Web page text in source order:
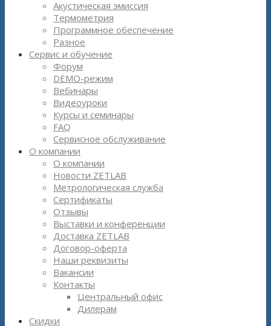
Акустическая эмиссия
Термометрия
Программное обеспечение
Разное
Сервис и обучение
Форум
DEMO-режим
Вебинары
Видеоуроки
Курсы и семинары
FAQ
Сервисное обслуживание
О компании
О компании
Новости ZETLAB
Метрологическая служба
Сертификаты
Отзывы
Выставки и конференции
Доставка ZETLAB
Договор-оферта
Наши реквизиты
Вакансии
Контакты
Центральный офис
Дилерам
Скидки